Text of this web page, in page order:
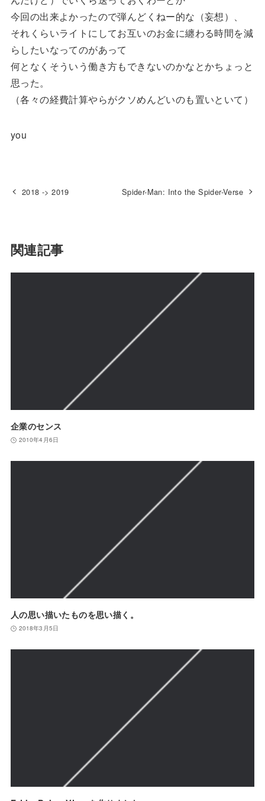
今回の出来よかったので弾んどくねー的な（妄想）、
それくらいライトにしてお互いのお金に纏わる時間を減
らしたいなってのがあって
何となくそういう働き方もできないのかなとかちょっと
思った。
（各々の経費計算やらがクソめんどいのも置いといて）
you
2018 -> 2019 Spider-Man: Into the Spider-Verse
関連記事
企業のセンス
2010年4月6日
人の思い描いたものを思い描く。
2018年3月5日